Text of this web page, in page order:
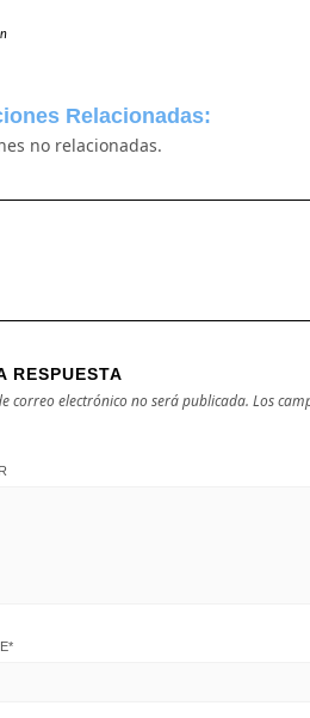
Relacionadas:
no relacionadas.
RESPUESTA
correo electrónico no será publicada. Los
*